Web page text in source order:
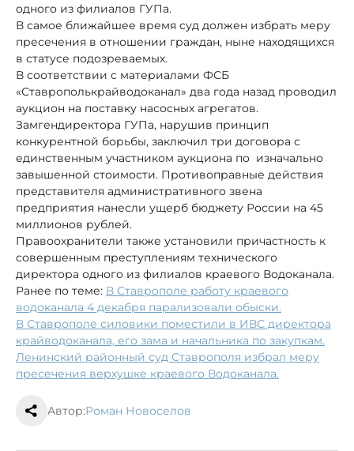
одного из филиалов ГУПа.
В самое ближайшее время суд должен избрать меру
пресечения в отношении граждан, ныне находящихся
в статусе подозреваемых.
В соответствии с материалами ФСБ
«Ставрополькрайводоканал» два года назад проводил
аукцион на поставку насосных агрегатов.
Замгендиректора ГУПа, нарушив принцип
конкурентной борьбы, заключил три договора с
единственным участником аукциона по изначально
завышенной стоимости. Противоправные действия
представителя административного звена
предприятия нанесли ущерб бюджету России на 45
миллионов рублей.
Правоохранители также установили причастность к
совершенным преступлениям технического
директора одного из филиалов краевого Водоканала.
Ранее по теме: В Ставрополе работу краевого
водоканала 4 декабря парализовали обыски.
В Ставрополе силовики поместили в ИВС директора
крайводоканала, его зама и начальника по закупкам.
Ленинский районный суд Ставрополя избрал меру
пресечения верхушке краевого Водоканала.
Автор:Роман Новоселов